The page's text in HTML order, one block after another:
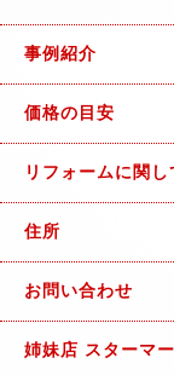
事例紹介
価格の目安
リフォームに関
住所
お問い合わせ
姉妹店 スターマ